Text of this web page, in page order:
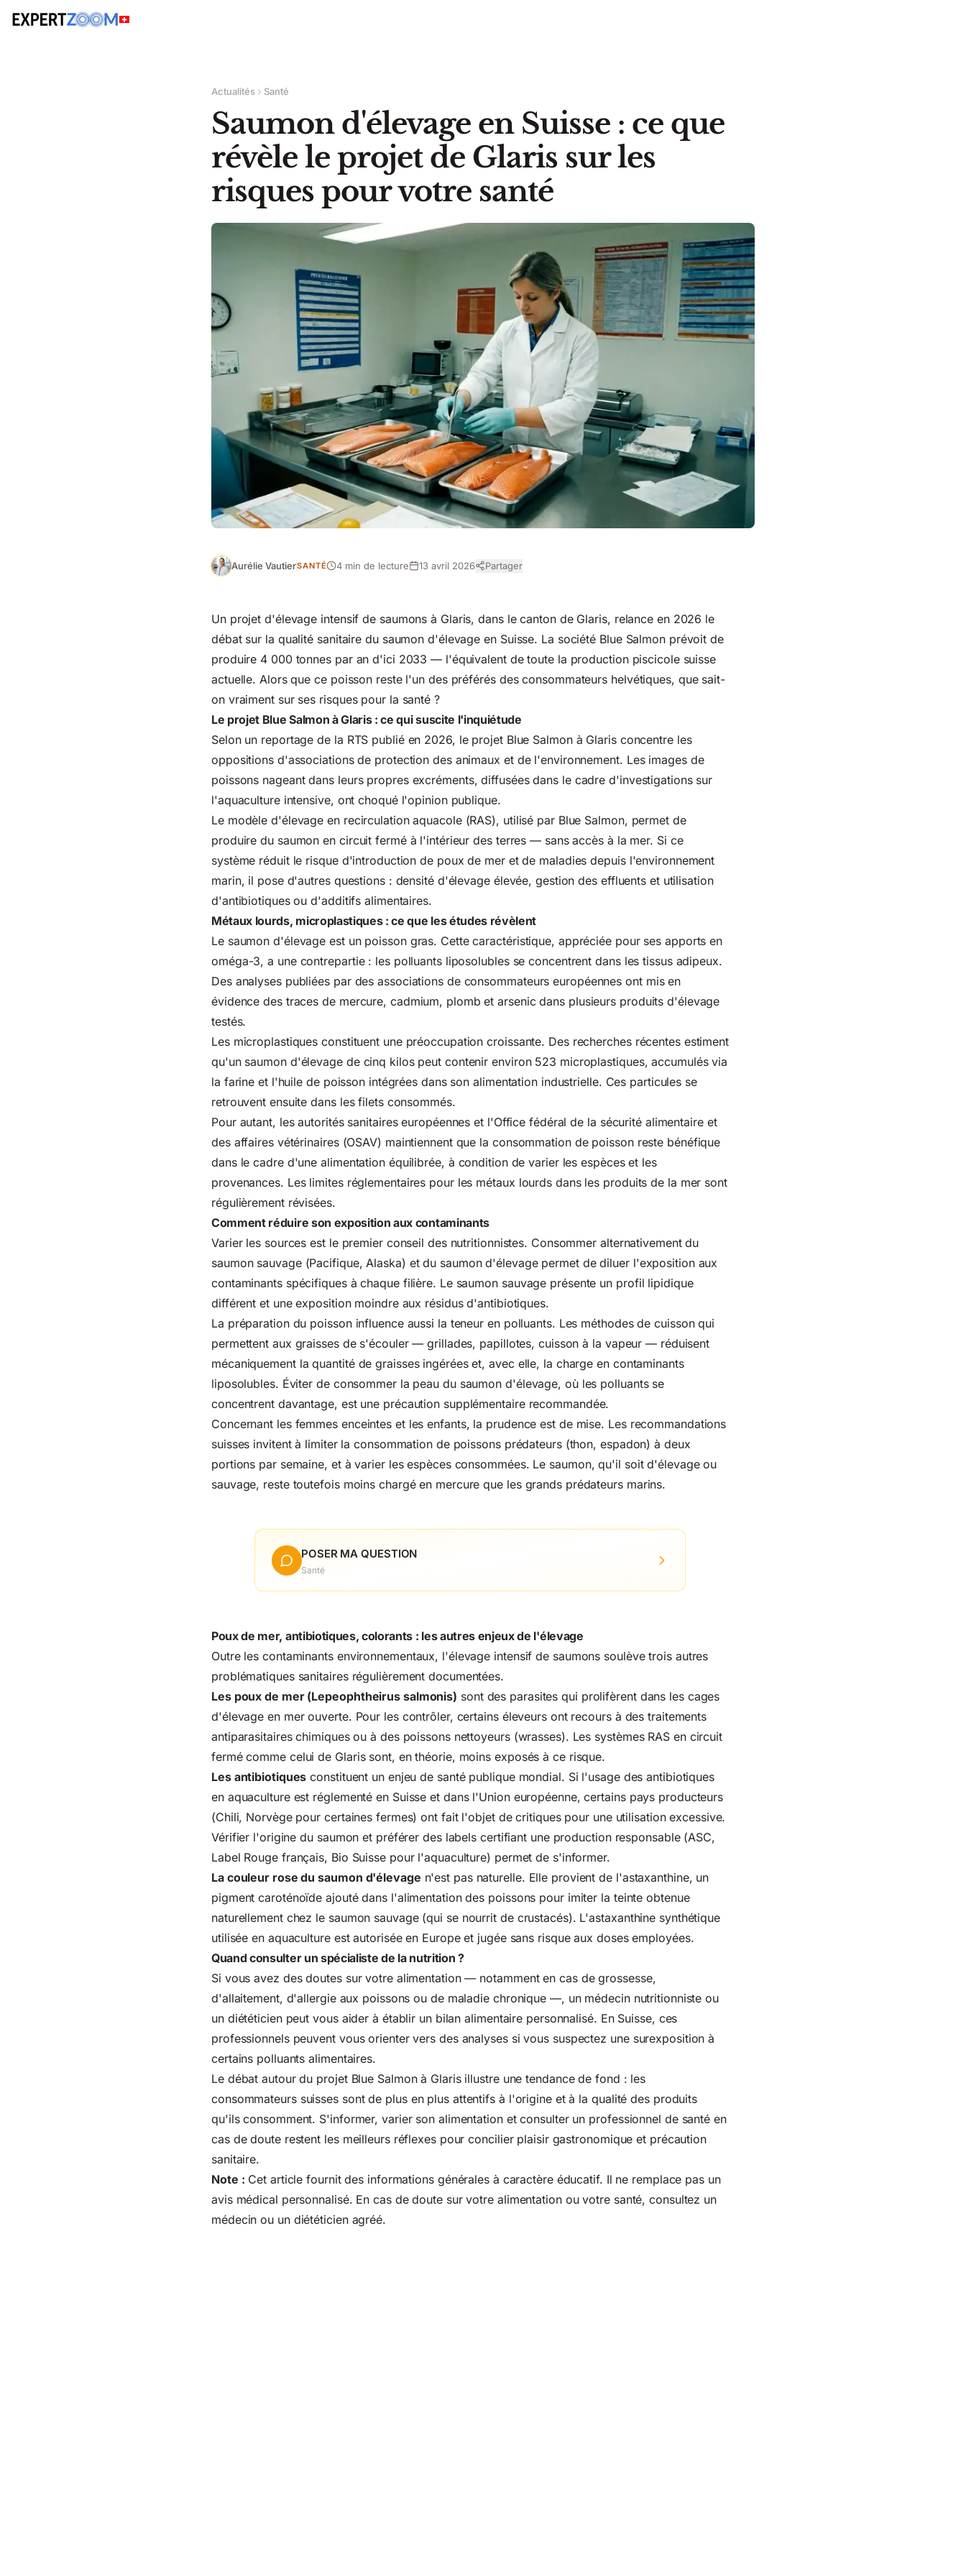
Actualités Santé
Saumon d'élevage en Suisse : ce que
révèle le projet de Glaris sur les
risques pour votre santé
Aurélie VautierSANTÉ 4 min de lecture 13 avril 2026 Partager
Un projet d'élevage intensif de saumons à Glaris, dans le canton de Glaris, relance en 2026 le
débat sur la qualité sanitaire du saumon d'élevage en Suisse. La société Blue Salmon prévoit de
produire 4 000 tonnes par an d'ici 2033 — l'équivalent de toute la production piscicole suisse
actuelle. Alors que ce poisson reste l'un des préférés des consommateurs helvétiques, que sait-
on vraiment sur ses risques pour la santé ?
Le projet Blue Salmon à Glaris : ce qui suscite l'inquiétude
Selon un reportage de la RTS publié en 2026, le projet Blue Salmon à Glaris concentre les
oppositions d'associations de protection des animaux et de l'environnement. Les images de
poissons nageant dans leurs propres excréments, diffusées dans le cadre d'investigations sur
l'aquaculture intensive, ont choqué l'opinion publique.
Le modèle d'élevage en recirculation aquacole (RAS), utilisé par Blue Salmon, permet de
produire du saumon en circuit fermé à l'intérieur des terres — sans accès à la mer. Si ce
système réduit le risque d'introduction de poux de mer et de maladies depuis l'environnement
marin, il pose d'autres questions : densité d'élevage élevée, gestion des effluents et utilisation
d'antibiotiques ou d'additifs alimentaires.
Métaux lourds, microplastiques : ce que les études révèlent
Le saumon d'élevage est un poisson gras. Cette caractéristique, appréciée pour ses apports en
oméga-3, a une contrepartie : les polluants liposolubles se concentrent dans les tissus adipeux.
Des analyses publiées par des associations de consommateurs européennes ont mis en
évidence des traces de mercure, cadmium, plomb et arsenic dans plusieurs produits d'élevage
testés.
Les microplastiques constituent une préoccupation croissante. Des recherches récentes estiment
qu'un saumon d'élevage de cinq kilos peut contenir environ 523 microplastiques, accumulés via
la farine et l'huile de poisson intégrées dans son alimentation industrielle. Ces particules se
retrouvent ensuite dans les filets consommés.
Pour autant, les autorités sanitaires européennes et l'Office fédéral de la sécurité alimentaire et
des affaires vétérinaires (OSAV) maintiennent que la consommation de poisson reste bénéfique
dans le cadre d'unealimentation équilibrée, à condition de varier les espèces et les
provenances. Les limites réglementaires pour les métaux lourds dans les produits de la mer sont
régulièrement révisées.
Comment réduire son exposition aux contaminants
Varier les sources est le premier conseil des nutritionnistes. Consommer alternativement du
saumon sauvage (Pacifique, Alaska) et du saumon d'élevage permet de diluer l'exposition aux
contaminants spécifiques à chaque filière. Le saumon sauvage présente un profil lipidique
différent et une exposition moindre aux résidus d'antibiotiques.
La préparation du poisson influence aussi la teneur en polluants. Les méthodes de cuisson qui
permettent aux graisses de s'écouler — grillades, papillotes, cuisson à la vapeur — réduisent
mécaniquement la quantité de graisses ingérées et, avec elle, la charge en contaminants
liposolubles. Éviter de consommer la peau du saumon d'élevage, où les polluants se
concentrent davantage, est une précaution supplémentaire recommandée.
Concernant les femmes enceintes et les enfants, la prudence est de mise. Les recommandations
suisses invitent à limiter la consommation de poissons prédateurs (thon, espadon) à deux
portions par semaine, et à varier les espèces consommées. Le saumon, qu'il soit d'élevage ou
sauvage, reste toutefois moins chargé en mercure que les grands prédateurs marins.
POSER MA QUESTION
Santé
Poux de mer, antibiotiques, colorants : les autres enjeux de l'élevage
Outre les contaminants environnementaux, l'élevage intensif de saumons soulève trois autres
problématiques sanitaires régulièrement documentées.
Les poux de mer (Lepeophtheirus salmonis) sont des parasites qui prolifèrent dans les cages
d'élevage en mer ouverte. Pour les contrôler, certains éleveurs ont recours à des traitements
antiparasitaires chimiques ou à des poissons nettoyeurs (wrasses). Les systèmes RAS en circuit
fermé comme celui de Glaris sont, en théorie, moins exposés à ce risque.
Les antibiotiques constituent un enjeu de santé publique mondial. Si l'usage des antibiotiques
en aquaculture est réglementé en Suisse et dans l'Union européenne, certains pays producteurs
(Chili, Norvège pour certaines fermes) ont fait l'objet de critiques pour une utilisation excessive.
Vérifier l'origine du saumon et préférer des labels certifiant une production responsable (ASC,
Label Rouge français, Bio Suisse pour l'aquaculture) permet de s'informer.
La couleur rose du saumon d'élevage n'est pas naturelle. Elle provient de l'astaxanthine, un
pigment caroténoïde ajouté dans l'alimentation des poissons pour imiter la teinte obtenue
naturellement chez le saumon sauvage (qui se nourrit de crustacés). L'astaxanthine synthétique
utilisée en aquaculture est autorisée en Europe et jugée sans risque aux doses employées.
Quand consulter un spécialiste de la nutrition ?
Si vous avez des doutes sur votre alimentation — notamment en cas de grossesse,
d'allaitement, d'allergie aux poissons ou de maladie chronique —, un médecin nutritionniste ou
un diététicien peut vous aider à établir un bilan alimentaire personnalisé. En Suisse, ces
professionnels peuvent vous orienter vers des analyses si vous suspectez une surexposition à
certains polluants alimentaires.
Le débat autour du projet Blue Salmon à Glaris illustre une tendance de fond : les
consommateurs suisses sont de plus en plus attentifs à l'origine et à la qualité des produits
qu'ils consomment. S'informer, varier son alimentation et consulter un professionnel de santé en
cas de doute restent les meilleurs réflexes pour concilier plaisir gastronomique et précaution
sanitaire.
Note : Cet article fournit des informations générales à caractère éducatif. Il ne remplace pas un
avis médical personnalisé. En cas de doute sur votre alimentation ou votre santé, consultez un
médecin ou un diététicien agréé.